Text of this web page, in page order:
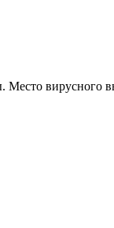
вирусного